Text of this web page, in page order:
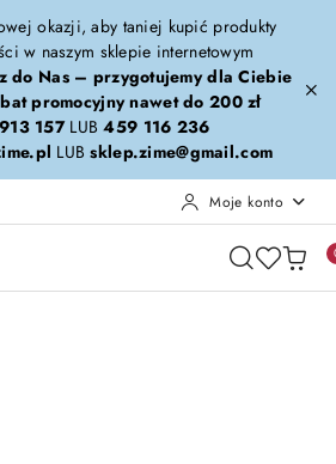
głównego
produktu
okazji, aby taniej kupić produkty
w naszym sklepie internetowym
do Nas – przygotujemy dla Ciebie
promocyjny nawet do 200 zł
157LUB459 116 236
LUBsklep.zime@gmail.com
Moje konto